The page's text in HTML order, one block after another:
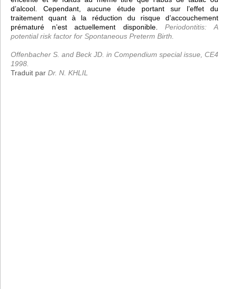
d’alcool. Cependant, aucune étude portant sur l’effet du
traitement quant à la réduction du risque d’accouchement
prématuré n’est actuellement disponible.
Periodontitis: A
potential risk factor for Spontaneous Preterm Birth.
Offenbacher S. and Beck JD. in Compendium special issue, CE4
1998.
Traduit par Dr. N. KHLIL